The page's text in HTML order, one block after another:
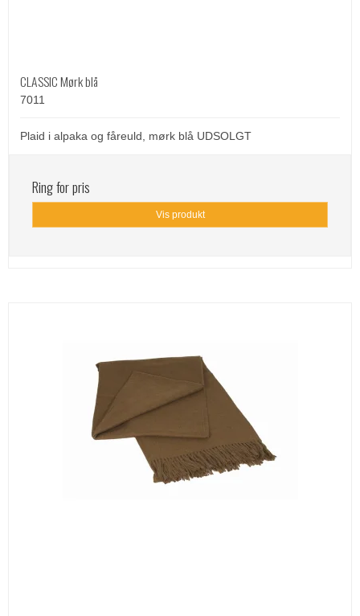
CLASSIC Mørk blå
7011
Plaid i alpaka og fåreuld, mørk blå UDSOLGT
Ring for pris
Vis produkt